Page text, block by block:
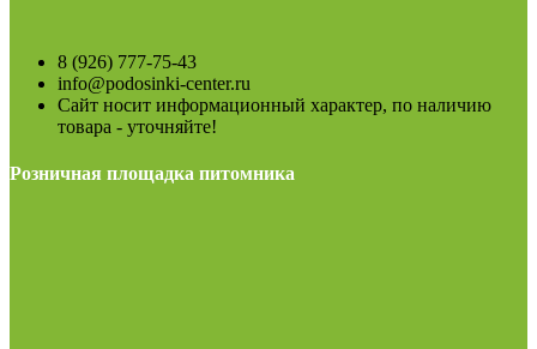
8 (926) 777-75-43
info@podosinki-center.ru
Сайт носит информационный характер, по наличию
товара - уточняйте!
Розничная площадка питомника